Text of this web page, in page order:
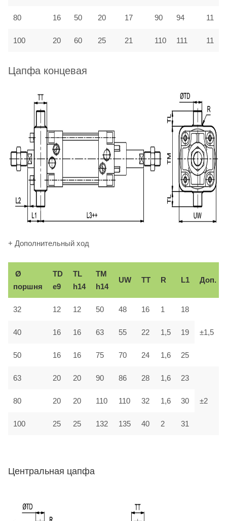
80 16 50 20 17 90 94 11
100 20 60 25 21 110 111 11
Цапфа концевая
+ Дополнительный ход
Ø
поршня
TD
e9
TL
h14
TM
h14
UW TT R L1 Доп.
32 12 12 50 48 16 1 18
±1,5
40 16 16 63 55 22 1,5 19
50 16 16 75 70 24 1,6 25
63 20 20 90 86 28 1,6 23
±2
80 20 20 110 110 32 1,6 30
100 25 25 132 135 40 2 31
Центральная цапфа